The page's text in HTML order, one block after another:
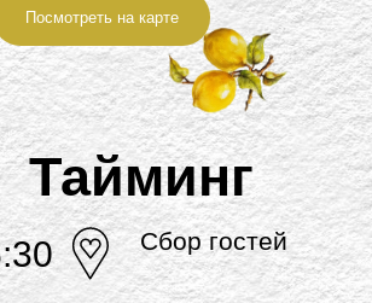
Посмотреть на карте
Тайминг
Сбор гостей